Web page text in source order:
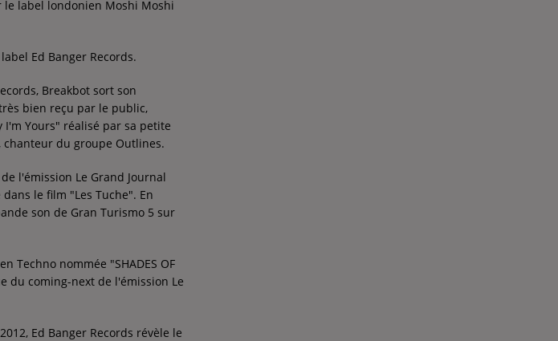
le label londonien Moshi Moshi
Ed Banger Records.
Breakbot sort son
bien reçu par le public,
Yours" réalisé par sa petite
du groupe Outlines.
l'émission Le Grand Journal
le film "Les Tuche". En
son de Gran Turismo 5 sur
Techno nommée "SHADES OF
du coming-next de l'émission Le
Ed Banger Records révèle le